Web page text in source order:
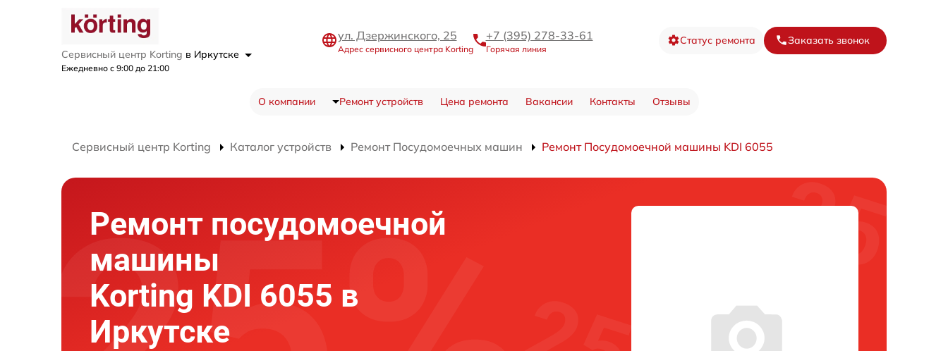
Сервисный центр Korting в Иркутске
Ежедневно с 9:00 до 21:00
ул. Дзержинского, 25
Адрес сервисного центра Korting
+7 (395) 278-33-61
Горячая линия
Статус ремонта Заказать звонок
О компании Ремонт устройств Цена ремонта Вакансии Контакты Отзывы
Сервисный центр Korting Каталог устройств Ремонт Посудомоечных машин Ремонт Посудомоечной машины KDI 6055
Ремонт посудомоечной
машины
Korting KDI 6055 в
Иркутске